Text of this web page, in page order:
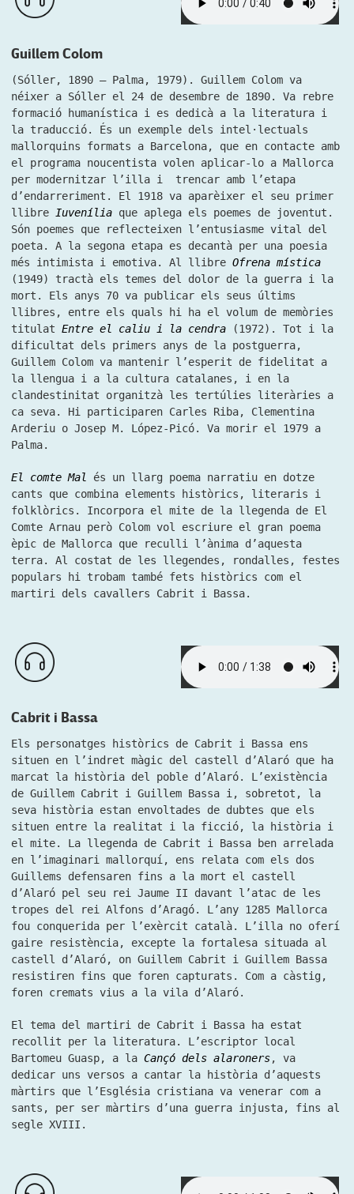
Guillem Colom
(Sóller, 1890 – Palma, 1979). Guillem Colom va
néixer a Sóller el 24 de desembre de 1890. Va rebre
formació humanística i es dedicà a la literatura i
la traducció. És un exemple dels intel·lectuals
mallorquins formats a Barcelona, que en contacte amb
el programa noucentista volen aplicar-lo a Mallorca
per modernitzar l’illa i trencar amb l’etapa
d’endarreriment. El 1918 va aparèixer el seu primer
llibre Iuveníliaque aplega els poemes de joventut.
Són poemes que reflecteixen l’entusiasme vital del
poeta. A la segona etapa es decantà per una poesia
més intimista i emotiva. Al llibre Ofrena mística
(1949) tractà els temes del dolor de la guerra i la
mort. Els anys 70 va publicar els seus últims
llibres, entre els quals hi ha el volum de memòries
titulat Entre el caliu i la cendra(1972). Tot i la
dificultat dels primers anys de la postguerra,
Guillem Colom va mantenir l’esperit de fidelitat a
la llengua i a la cultura catalanes, i en la
clandestinitat organitzà les tertúlies literàries a
ca seva. Hi participaren Carles Riba, Clementina
Arderiu o Josep M. López-Picó. Va morir el 1979 a
Palma.
El comte Mal és un llarg poema narratiu en dotze
cants que combina elements històrics, literaris i
folklòrics. Incorpora el mite de la llegenda de El
Comte Arnau però Colom vol escriure el gran poema
èpic de Mallorca que reculli l’ànima d’aquesta
terra. Al costat de les llegendes, rondalles, festes
populars hi trobam també fets històrics com el
martiri dels cavallers Cabrit i Bassa.
Cabrit i Bassa
Els personatges històrics de Cabrit i Bassa ens
situen en l’indret màgic del castell d’Alaró que ha
marcat la història del poble d’Alaró. L’existència
de Guillem Cabrit i Guillem Bassa i, sobretot, la
seva història estan envoltades de dubtes que els
situen entre la realitat i la ficció, la història i
el mite. La llegenda de Cabrit i Bassa ben arrelada
en l’imaginari mallorquí, ens relata com els dos
Guillems defensaren fins a la mort el castell
d’Alaró pel seu rei Jaume II davant l’atac de les
tropes del rei Alfons d’Aragó. L’any 1285 Mallorca
fou conquerida per l’exèrcit català. L’illa no oferí
gaire resistència, excepte la fortalesa situada al
castell d’Alaró, on Guillem Cabrit i Guillem Bassa
resistiren fins que foren capturats. Com a càstig,
foren cremats vius a la vila d’Alaró.
El tema del martiri de Cabrit i Bassa ha estat
recollit per la literatura. L’escriptor local
Bartomeu Guasp, a la Cançódels alaroners, va
dedicar uns versos a cantar la història d’aquests
màrtirs que l’Església cristiana va venerar com a
sants, per ser màrtirs d’una guerra injusta, fins al
segle XVIII.